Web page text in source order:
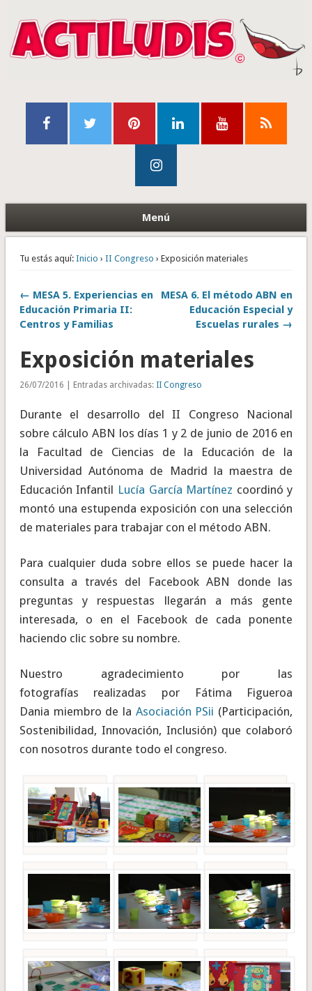
Menú
Tu estás aquí: Inicio › II Congreso › Exposición materiales
← MESA 5. Experiencias en
Educación Primaria II:
Centros y Familias
MESA 6. El método ABN en
Educación Especial y
Escuelas rurales →
Exposición materiales
26/07/2016 | Entradas archivadas: II Congreso
Durante el desarrollo del II Congreso Nacional
sobre cálculo ABN los días 1 y 2 de junio de 2016 en
la Facultad de Ciencias de la Educación de la
Universidad Autónoma de Madrid la maestra de
Educación Infantil Lucía García Martínez coordinó y
montó una estupenda exposición con una selección
de materiales para trabajar con el método ABN.
Para cualquier duda sobre ellos se puede hacer la
consulta a través del Facebook ABN donde las
preguntas y respuestas llegarán a más gente
interesada, o en el Facebook de cada ponente
haciendo clic sobre su nombre.
Nuestro agradecimiento por las
fotografías realizadas por Fátima Figueroa
Dania miembro de la Asociación PSii (Participación,
Sostenibilidad, Innovación, Inclusión) que colaboró
con nosotros durante todo el congreso.